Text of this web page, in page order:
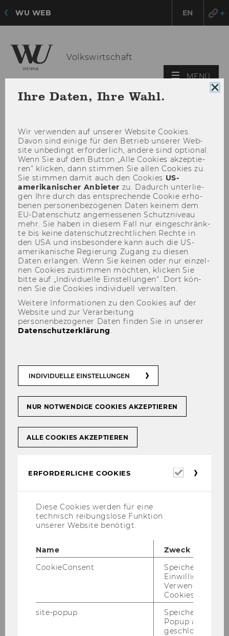
WU WEB EN
Volkswirtschaft
MENÜ
Karl Aiginger via Die Presse:
Es ist die Zeit für radikale
Innovationen
TEILEN TEILEN
29. Oktober 2021
Eu­ro­pa ver­dankt sei­nen Wohl­stand
ro­pa mit einer in­no­va­ti­ven Um­welt­po­li­tik zum
Vor­rei­ter im Kampf gegen den Kli­ma­wan­del zu
Nach­zu­le­sen in Die Pres­se vom 28.10.2021
Mehr von Karl Ai­gin­ger zum Thema Klima-​ und
Um­welt­po­li­tik in der EU auch in dem Gast­kom­
men­tar "Von einer Frie­dens­uni­on zum Kli­ma­
welt­meis­ter" in der Wie­ner Zei­tung vom
29.10.2021
Ihre Daten, Ihre Wahl.
Wir ver­wen­den auf un­se­rer Web­site Coo­kies.
Davon sind ei­ni­ge für den Be­trieb un­se­rer Web­
site un­be­dingt er­for­der­lich, an­de­re sind op­tio­nal.
Wenn Sie auf den But­ton „Alle Coo­kies ak­zep­tie­
ren“ kli­cken, dann stim­men Sie allen Coo­kies zu.
Sie stim­men damit auch den Coo­kies US-​
amerikanischer An­bie­ter zu. Da­durch un­ter­lie­
gen Ihre durch das ent­spre­chen­de Coo­kie er­ho­
be­nen per­so­nen­be­zo­ge­nen Daten kei­nem dem
EU-​Datenschutz an­ge­mes­se­nen Schutz­ni­veau
mehr. Sie haben in die­sem Fall nur ein­ge­schränk­
te bis keine da­ten­schutz­recht­li­chen Rech­te in
den USA und ins­be­son­de­re kann auch die US-​
amerikanische Re­gie­rung Zu­gang zu die­sen
Daten er­lan­gen. Wenn Sie kei­nen oder nur ein­zel­
nen Coo­kies zu­stim­men möch­ten, kli­cken Sie
bitte auf „In­di­vi­du­el­le Ein­stel­lun­gen“. Dort kön­
nen Sie die Coo­kies in­di­vi­du­ell ver­wal­ten.
Weitere Informationen zu den Cookies auf der
Website und zur Verarbeitung
personenbezogener Daten finden Sie in unserer
Datenschutzerklärung.
INDIVIDUELLE EINSTELLUNGEN
NUR NOTWENDIGE COOKIES AKZEPTIEREN
ALLE COOKIES AKZEPTIEREN
ERFORDERLICHE COOKIES
Diese Cookies werden für eine
technisch reibungslose Funktion
unserer Website benötigt.
Name
Zweck
CookieConsent
Speichert Ihre
Einwilligung zur
Verwendung von
Cookies.
site-popup
Speichert ob ein
Popup
geschlossen